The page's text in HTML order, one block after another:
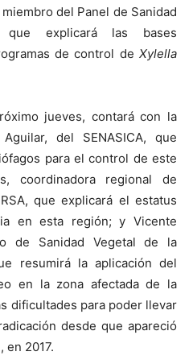
del Panel de Sanidad
explicará las bases
de control de Xylella
jueves, contará con la
del SENASICA, que
para el control de este
coordinadora regional de
que explicará el estatus
en esta región; y Vicente
de Sanidad Vegetal de la
resumirá la aplicación del
en la zona afectada de la
dificultades para poder llevar
desde que apareció
en 2017.